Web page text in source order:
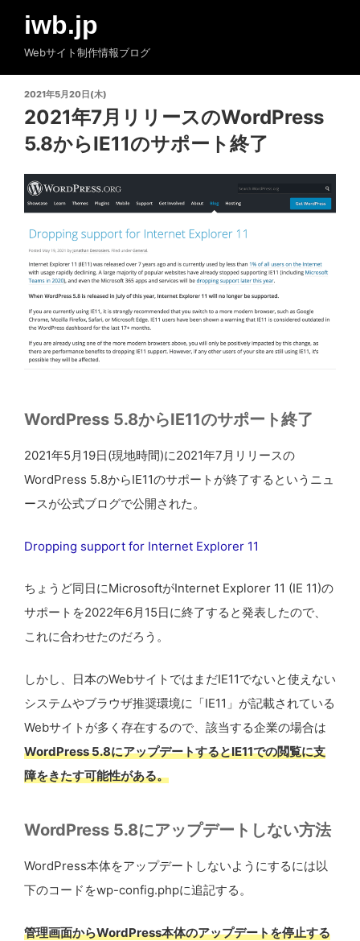
iwb.jp
Webサイト制作情報ブログ
投
稿
日:
2021年5月20日(木)
2021年7月リリースのWordPress
5.8からIE11のサポート終了
WordPress 5.8からIE11のサポート終了
2021年5月19日(現地時間)に2021年7月リリースの
WordPress 5.8からIE11のサポートが終了するというニュ
ースが公式ブログで公開された。
Dropping support for Internet Explorer 11
ちょうど同日にMicrosoftがInternet Explorer 11 (IE 11)の
サポートを2022年6月15日に終了すると発表したので、
これに合わせたのだろう。
しかし、日本のWebサイトではまだIE11でないと使えない
システムやブラウザ推奨環境に「IE11」が記載されている
Webサイトが多く存在するので、該当する企業の場合は
WordPress 5.8にアップデートするとIE11での閲覧に支
障をきたす可能性がある。
WordPress 5.8にアップデートしない方法
WordPress本体をアップデートしないようにするには以
下のコードをwp-config.phpに追記する。
管理画面からWordPress本体のアップデートを停止する